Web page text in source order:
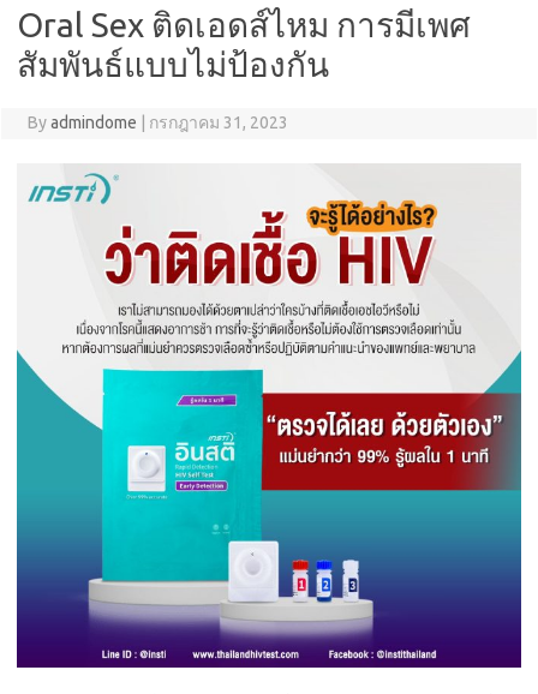
Oral Sex ติดเอดส์ไหม การมีเพศ
สัมพันธ์แบบไม่ป้องกัน
Byadmindome กรกฎาคม 31, 2023